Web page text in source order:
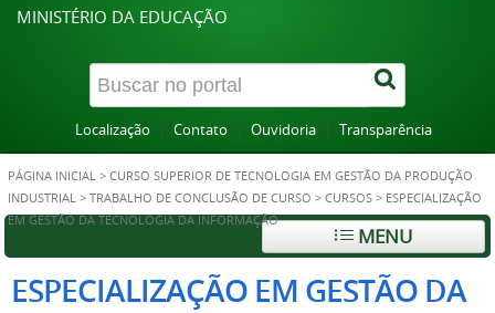
Canais
MINISTÉRIO DA EDUCAÇÃO
Localização Contato Ouvidoria Transparência
PÁGINA INICIAL > CURSO SUPERIOR DE TECNOLOGIA EM GESTÃO DA PRODUÇÃO
INDUSTRIAL > TRABALHO DE CONCLUSÃO DE CURSO > CURSOS > ESPECIALIZAÇÃO
EM GESTÃO DA TECNOLOGIA DA INFORMAÇÃO
MENU
ESPECIALIZAÇÃO EM GESTÃO DA